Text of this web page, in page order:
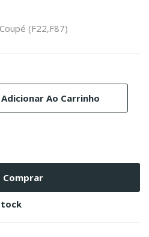
(F22,F87)
Adicionar Ao Carrinho
Comprar